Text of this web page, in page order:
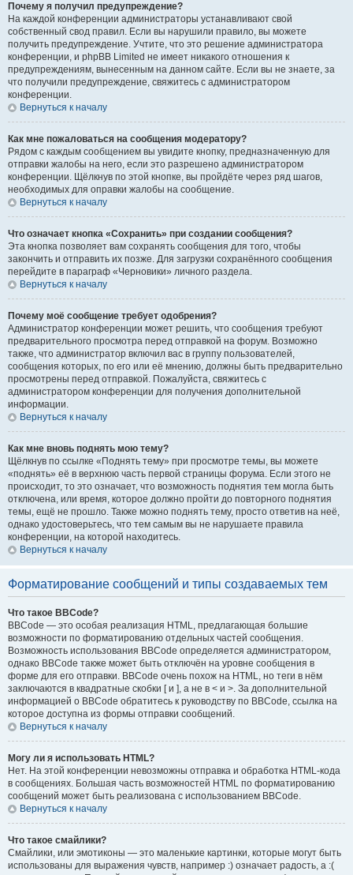
Почему я получил предупреждение?
На каждой конференции администраторы устанавливают свой
собственный свод правил. Если вы нарушили правило, вы можете
получить предупреждение. Учтите, что это решение администратора
конференции, и phpBB Limited не имеет никакого отношения к
предупреждениям, вынесенным на данном сайте. Если вы не знаете, за
что получили предупреждение, свяжитесь с администратором
конференции.
Вернуться к началу
Как мне пожаловаться на сообщения модератору?
Рядом с каждым сообщением вы увидите кнопку, предназначенную для
отправки жалобы на него, если это разрешено администратором
конференции. Щёлкнув по этой кнопке, вы пройдёте через ряд шагов,
необходимых для оправки жалобы на сообщение.
Вернуться к началу
Что означает кнопка «Сохранить» при создании сообщения?
Эта кнопка позволяет вам сохранять сообщения для того, чтобы
закончить и отправить их позже. Для загрузки сохранённого сообщения
перейдите в параграф «Черновики» личного раздела.
Вернуться к началу
Почему моё сообщение требует одобрения?
Администратор конференции может решить, что сообщения требуют
предварительного просмотра перед отправкой на форум. Возможно
также, что администратор включил вас в группу пользователей,
сообщения которых, по его или её мнению, должны быть предварительно
просмотрены перед отправкой. Пожалуйста, свяжитесь с
администратором конференции для получения дополнительной
информации.
Вернуться к началу
Как мне вновь поднять мою тему?
Щёлкнув по ссылке «Поднять тему» при просмотре темы, вы можете
«поднять» её в верхнюю часть первой страницы форума. Если этого не
происходит, то это означает, что возможность поднятия тем могла быть
отключена, или время, которое должно пройти до повторного поднятия
темы, ещё не прошло. Также можно поднять тему, просто ответив на неё,
однако удостоверьтесь, что тем самым вы не нарушаете правила
конференции, на которой находитесь.
Вернуться к началу
Форматирование сообщений и типы создаваемых тем
Что такое BBCode?
BBCode — это особая реализация HTML, предлагающая большие
возможности по форматированию отдельных частей сообщения.
Возможность использования BBCode определяется администратором,
однако BBCode также может быть отключён на уровне сообщения в
форме для его отправки. BBCode очень похож на HTML, но теги в нём
заключаются в квадратные скобки [ и ], а не в < и >. За дополнительной
информацией о BBCode обратитесь к руководству по BBCode, ссылка на
которое доступна из формы отправки сообщений.
Вернуться к началу
Могу ли я использовать HTML?
Нет. На этой конференции невозможны отправка и обработка HTML-кода
в сообщениях. Большая часть возможностей HTML по форматированию
сообщений может быть реализована с использованием BBCode.
Вернуться к началу
Что такое смайлики?
Смайлики, или эмотиконы — это маленькие картинки, которые могут быть
использованы для выражения чувств, например :) означает радость, а :(